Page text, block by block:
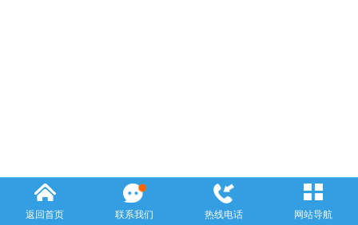
返回首页 联系我们 热线电话 网站导航